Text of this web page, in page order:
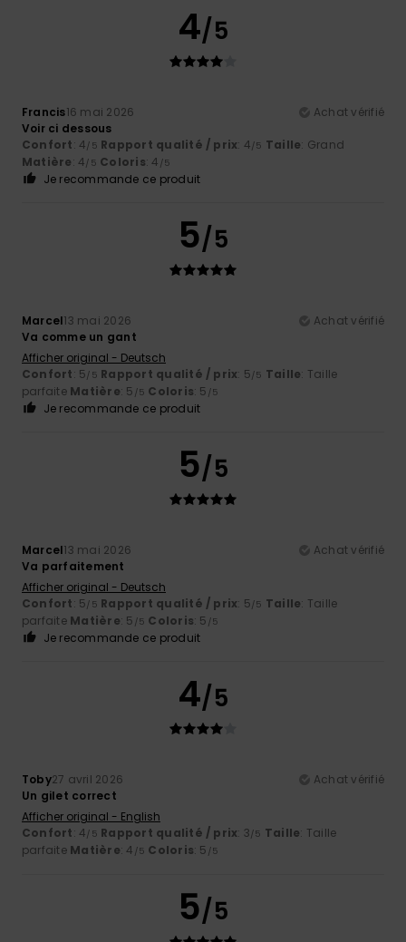
4/5
Francis16 mai 2026
Achat vérifié
Voir ci dessous
Confort: 4/5 Rapport qualité / prix: 4/5 Taille: Grand
Matière: 4/5 Coloris: 4 /5
Je recommande ce produit
5/5
Marcel13 mai 2026
Achat vérifié
Va comme un gant
Afficher original - Deutsch
Confort: 5/5 Rapport qualité / prix: 5/5 Taille: Taille
parfaite Matière: 5 /5 Coloris: 5 /5
Je recommande ce produit
5/5
Marcel13 mai 2026
Achat vérifié
Va parfaitement
Afficher original - Deutsch
Confort: 5/5 Rapport qualité / prix: 5/5 Taille: Taille
parfaite Matière: 5 /5 Coloris: 5 /5
Je recommande ce produit
4/5
Toby27 avril 2026
Achat vérifié
Un gilet correct
Afficher original - English
Confort: 4/5 Rapport qualité / prix: 3/5 Taille: Taille
parfaite Matière: 4 /5 Coloris: 5 /5
5/5